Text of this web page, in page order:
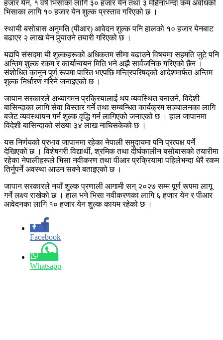
हजार येन, १ वर्षे भिसाका लागि ३० हजार येन तथा ३ महिनाभन्दा कम अवधिको
भिसाका लागि १० हजार येन शुल्क प्रस्ताव गरिएको छ ।
स्थायी बसोबास अनुमति (पीआर) आवेदन शुल्क पनि हालको १० हजार येनबाट
बढाएर २ लाख येन पुर्‍याउने तयारी गरिएको छ ।
यद्यपि संसदमा यी शुल्कहरूको अधिकतम सीमा बढाउने विषयमा सहमति जुटे पनि
अन्तिम शुल्क रकम र कार्यान्वयन मिति भने अझै सार्वजनिक गरिएको छैन ।
संशोधित कानुन पूर्ण रूपमा पारित भएपछि मन्त्रिपरिषद्को आदेशमार्फत अन्तिम
शुल्क निर्धारण गरिने जनाइएको छ ।
जापान सरकारले अध्यागमन प्रक्रियालाई थप व्यवस्थित बनाउने, विदेशी
बासिन्दाका लागि सेवा विस्तार गर्ने तथा सम्बन्धित कार्यक्रम सञ्चालनका लागि
बजेट व्यवस्थापन गर्न शुल्क वृद्धि गर्न लागिएको जनाएको छ । हाल जापानमा
विदेशी बासिन्दाको संख्या ३४ लाख नाघिसकेको छ ।
यस निर्णयको प्रभाव जापानमा रहेका नेपाली समुदायमा पनि प्रत्यक्ष पर्ने
देखिएको छ । विशेषगरी विद्यार्थी, श्रमिक तथा दीर्घकालीन बसोबासको तयारीमा
रहेका नेपालीहरूले भिसा नवीकरण तथा पीआर प्रक्रियामा पहिलेभन्दा धेरै रकम
तिर्नुपर्ने अवस्था आउन सक्ने बताइएको छ ।
जापान सरकारले नयाँ शुल्क प्रणाली आगामी सन् २०२७ सम्म पूर्ण रूपमा लागू
गर्ने लक्ष्य राखेको छ । हाल भने भिसा नवीकरणका लागि ६ हजार येन र पीआर
आवेदनका लागि १० हजार येन शुल्क कायम रहेको छ ।
Facebook
Whatsapp